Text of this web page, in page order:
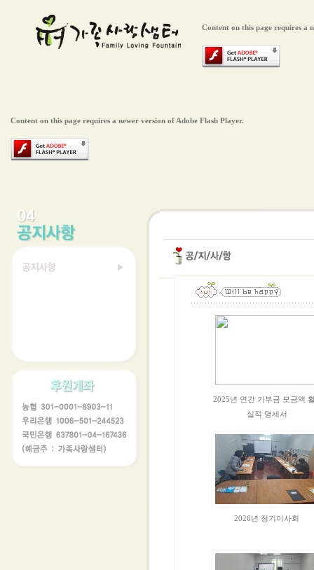
Content on this page requires a
Content on this page requires a newer version of Adobe Flash Player.
2025년 연간 기부금 모금액
실적 명세서
2026년 정기이사회